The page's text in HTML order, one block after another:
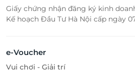
Giấy chứng nhận đăng ký kinh
Kế hoạch Đầu Tư Hà Nội cấp ngày
e-Voucher
Vui chơi - Giải trí